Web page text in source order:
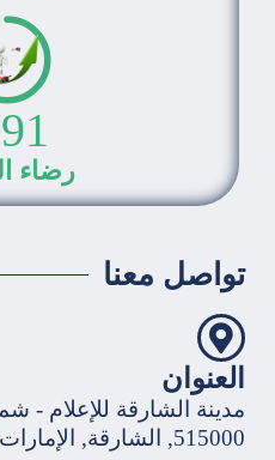
رضاء
1
تواصل معنا
العنوان
مدينة الشارقة للإعلام
515000, الشارقة, الإمارات العربية المتحدة